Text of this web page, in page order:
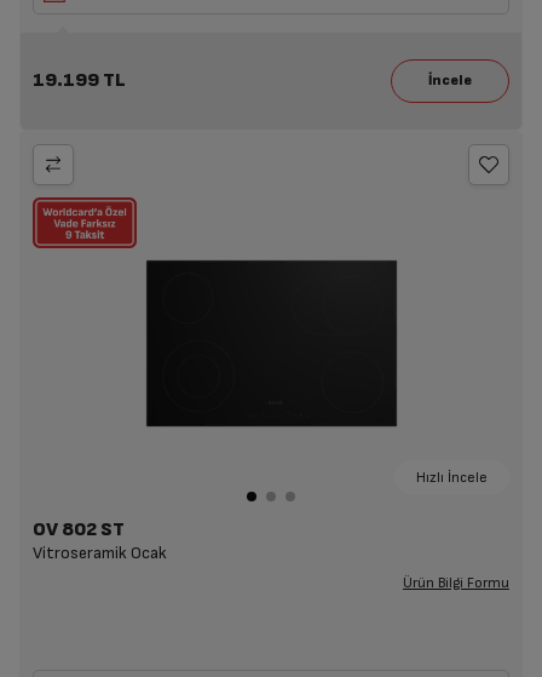
19.199 TL
Hızlı İncele
OV 802 ST
Vitroseramik Ocak
Ürün Bilgi Formu